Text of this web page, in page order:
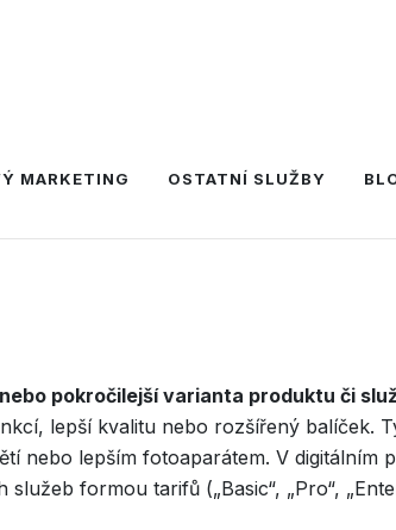
MARKETING OSTATNÍ SLUŽBY
pokročilejší varianta produktu či
lepší kvalitu nebo rozšířený balíček.
nebo lepším fotoaparátem. V digitálním
formou tarifů („Basic“, „Pro“,